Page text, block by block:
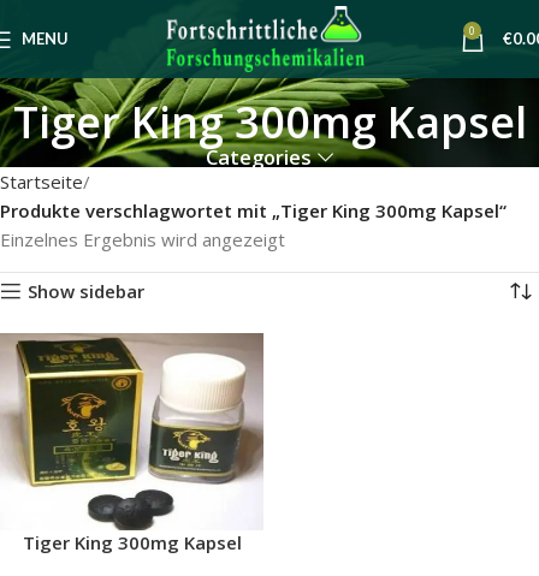
MENU 0 €
Tiger King 300mg Kapsel
Categories
Startseite
Produkte verschlagwortet mit „Tiger King 300mg Kapsel“
Einzelnes Ergebnis wird angezeigt
Show sidebar
Tiger King 300mg Kapsel